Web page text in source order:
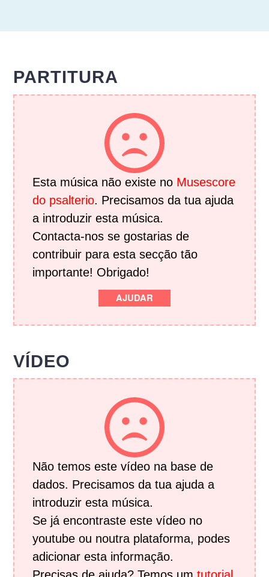
PARTITURA
Esta música não existe no Musescore
do psalterio. Precisamos da tua ajuda
a introduzir esta música.
Contacta-nos se gostarias de
contribuir para esta secção tão
importante! Obrigado!
AJUDAR
VÍDEO
Não temos este vídeo na base de
dados. Precisamos da tua ajuda a
introduzir esta música.
Se já encontraste este vídeo no
youtube ou noutra plataforma, podes
adicionar esta informação.
Precisas de ajuda? Temos um tutorial